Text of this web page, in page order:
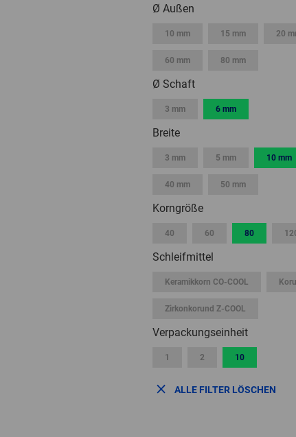
Ø Außen
10 mm 15 mm 20
60 mm 80 mm
Ø Schaft
3 mm 6 mm
Breite
3 mm 5 mm 10 mm
40 mm 50 mm
Korngröße
40 60 80
Schleifmittel
Keramikkorn CO-COOL
Zirkonkorund Z-COOL
Verpackungseinheit
1 2 10
ALLE FILTER LÖSCHEN